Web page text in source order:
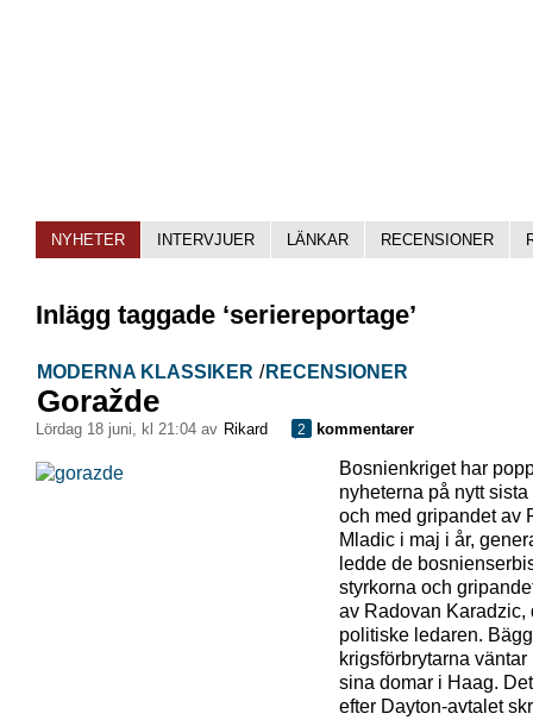
NYHETER INTERVJUER LÄNKAR RECENSIONER
Inlägg taggade ‘seriereportage’
MODERNA KLASSIKER / RECENSIONER
Goražde
lördag 18 juni, kl 21:04 av Rikard 2 kommentarer
Bosnienkriget har
nyheterna på nytt
och med gripandet av
Mladic i maj i år,
ledde de
styrkorna och
av Radovan Karadzic,
politiske ledaren.
krigsförbrytarna väntar
sina domar i Haag.
efter Dayton-avtalet